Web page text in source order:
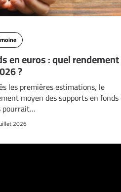
en euros : quel rendement
?
les premières estimations, le
moyen des supports en
pourrait…
2026